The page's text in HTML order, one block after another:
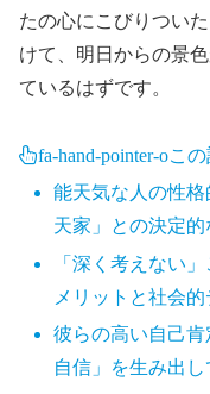
たの心にこびりつい
けて、明日からの景
ているはずです。
fa-hand-pointer-oこ
能天気な人の性
天家」との決定的
「深く考えない
メリットと社会的
彼らの高い自己
自信」を生み出